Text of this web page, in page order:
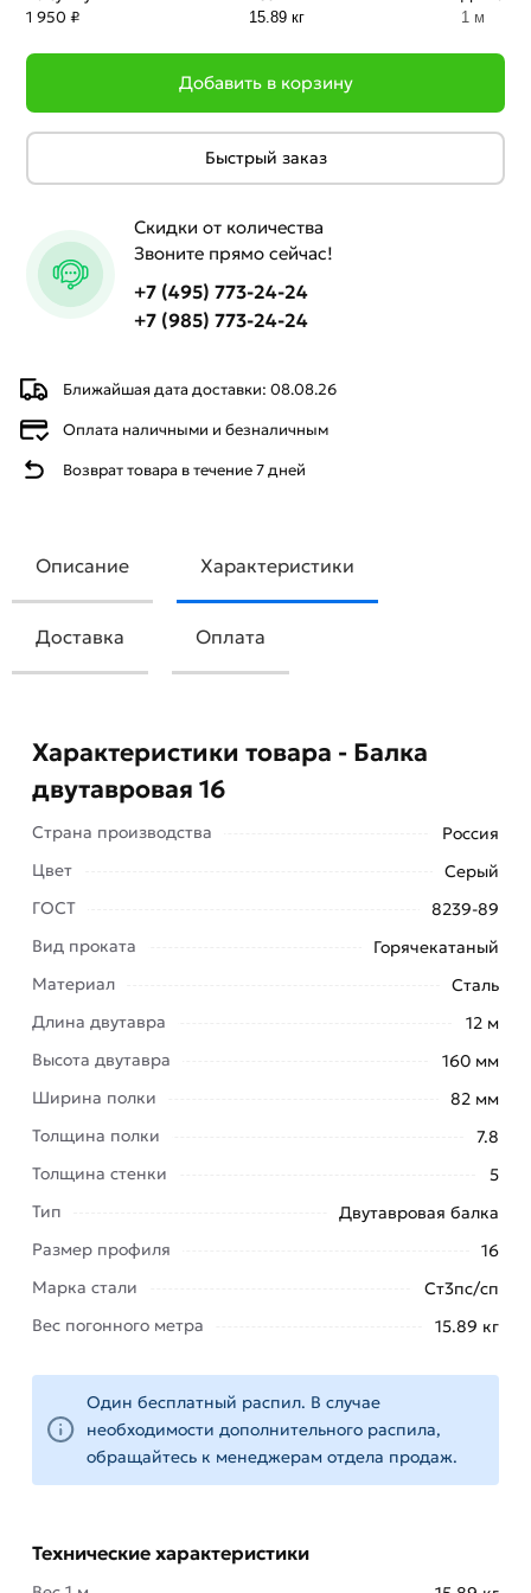
Ближайшая дата доставки: 08.08.26
Оплата наличными и безналичным
Возврат товара в течение 7 дней
1 950 ₽
15.89 кг
1 м
Добавить в корзину
Быстрый заказ
Скидки от количества
Звоните прямо сейчас!
+7 (495) 773-24-24
+7 (985) 773-24-24
Описание Характеристики
Доставка Оплата
Балка двутавровая 16 широко используется при
строительстве зданий, при возведении мостов и
К эксплуатационным достоинствам относятся:
надежность
применения
условиях.
к
и
Легкость
транспортировки
срок
Характеристики товара - Балка
двутавровая 16
Страна производства
Россия
Цвет
Серый
ГОСТ
8239-89
Вид проката
Горячекатаный
Материал
Сталь
Длина двутавра
12 м
Высота двутавра
160 мм
Ширина полки
82 мм
Толщина полки
7.8
Толщина стенки
5
Тип
Двутавровая балка
Размер профиля
16
Марка стали
Ст3пс/сп
Вес погонного метра
15.89 кг
Один бесплатный распил. В случае
необходимости дополнительного распила,
обращайтесь к менеджерам отдела продаж.
Технические характеристики